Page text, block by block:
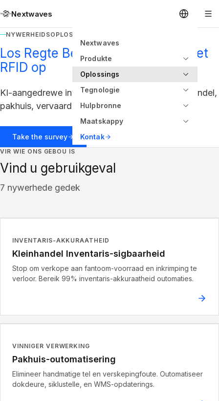
Nextwaves
Nextwaves
Produkte
Oplossings
Tegnologie
Hulpbronne
Maatskappy
Kontak
NYWERHEIDSOPLOSSINGS
Los Regte Besigheidsprobleme met
RFID op
KI-aangedrewe inventaris-sigbaarheid vir kleinhandel,
pakhuis, vervaardiging, en gesondheidsorg.
Take the survey
VIR WIE ONS GEBOU IS
Vind u gebruikgeval
7 nywerhede gedek
INVENTARIS-AKKURAATHEID
Kleinhandel Inventaris-sigbaarheid
Stop om verkope aan fantoom-voorraad en inkrimping te
verloor. Bereik 99% inventaris-akkuraatheid outomaties.
VINNIGER VERWERKING
Pakhuis-outomatisering
Elimineer handmatige tel en verskepingfoute. Outomatiseer
dokdeure, siklustelle, en WMS-opdaterings.